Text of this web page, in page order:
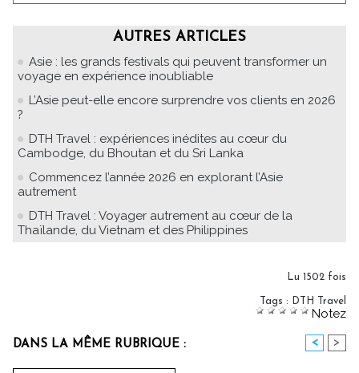
AUTRES ARTICLES
Asie : les grands festivals qui peuvent transformer un
voyage en expérience inoubliable
L’Asie peut-elle encore surprendre vos clients en 2026
?
DTH Travel : expériences inédites au cœur du
Cambodge, du Bhoutan et du Sri Lanka
Commencez l’année 2026 en explorant l’Asie
autrement
DTH Travel : Voyager autrement au cœur de la
Thaïlande, du Vietnam et des Philippines
Lu 1502 fois
Tags : DTH Travel
Notez
DANS LA MÊME RUBRIQUE : < >